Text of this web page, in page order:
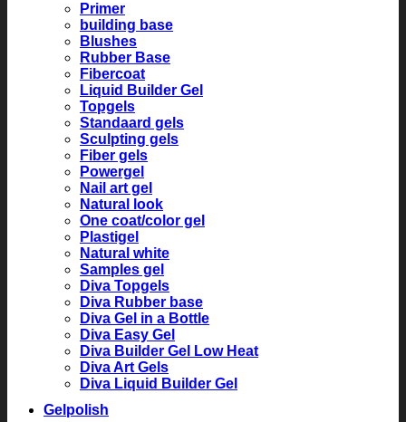
Primer
building base
Blushes
Rubber Base
Fibercoat
Liquid Builder Gel
Topgels
Standaard gels
Sculpting gels
Fiber gels
Powergel
Nail art gel
Natural look
One coat/color gel
Plastigel
Natural white
Samples gel
Diva Topgels
Diva Rubber base
Diva Gel in a Bottle
Diva Easy Gel
Diva Builder Gel Low Heat
Diva Art Gels
Diva Liquid Builder Gel
Gelpolish